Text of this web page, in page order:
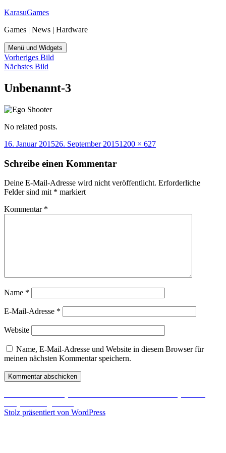
Zum
springen
KarasuGames
Games | News | Hardware
Menü und Widgets
Vorheriges Bild
Nächstes Bild
Unbenannt-3
No related posts.
Veröffentlicht
16. Januar 201526. September 2015Originalgröße
1200 × 627
Schreibe einen Kommentar
Deine E-Mail-Adresse wird nicht veröffentlicht. Erforderliche
Felder sind mit * markiert
Kommentar *
Name *
E-Mail-Adresse *
Website
Name, E-Mail-Adresse und Website in diesem Browser für
meinen nächsten Kommentar speichern.
Beitragsnavigation
Stolz präsentiert von WordPress